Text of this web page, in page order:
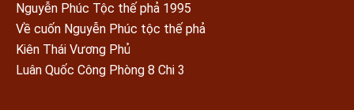
Nguyễn Phúc Tộc thế phả 1995
Về cuốn Nguyễn Phúc tộc thế phả
Kiên Thái Vương Phủ
Luân Quốc Công Phòng 8 Chi 3